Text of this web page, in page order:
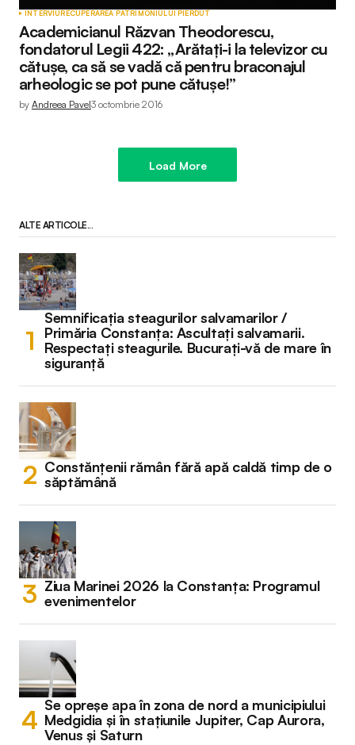
INTERVIURECUPERAREA PATRIMONIULUI PIERDUT
Academicianul Răzvan Theodorescu,
fondatorul Legii 422: „Arătați-i la televizor cu
cătușe, ca să se vadă că pentru braconajul
arheologic se pot pune cătușe!”
by Andreea Pavel3 octombrie 2016
Load More
ALTE ARTICOLE...
Semnificația steagurilor salvamarilor /
Primăria Constanța: Ascultați salvamarii.
Respectați steagurile. Bucurați-vă de mare în
siguranță
Constănțenii rămân fără apă caldă timp de o
săptămână
Ziua Marinei 2026 la Constanța: Programul
evenimentelor
Se opreșe apa în zona de nord a municipiului
Medgidia și în stațiunile Jupiter, Cap Aurora,
Venus și Saturn